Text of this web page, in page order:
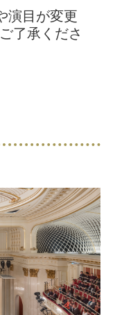
演目が変更
了承くださ